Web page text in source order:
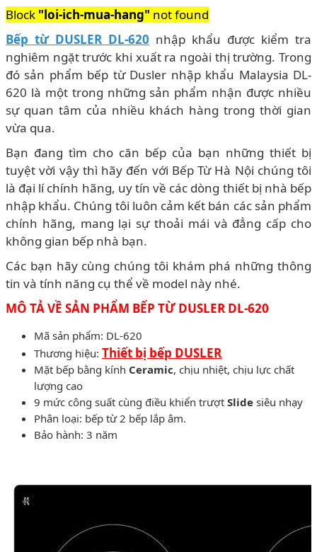
Block "loi-ich-mua-hang" not found
Bếp từ DUSLER DL-620 nhập khẩu được kiểm tra
nghiêm ngặt trước khi xuất ra ngoài thị trường. Trong
đó sản phẩm bếp từ Dusler nhập khẩu Malaysia DL-
620 là một trong những sản phẩm nhận được nhiều
sự quan tâm của nhiều khách hàng trong thời gian
vừa qua.
Bạn đang tìm cho căn bếp của bạn những thiết bị
tuyệt vời vậy thì hãy đến với Bếp Từ Hà Nội chúng tôi
là đại lí chính hãng, uy tín về các dòng thiết bị nhà bếp
nhập khẩu. Chúng tôi luôn cảm kết bán các sản phẩm
chính hãng, mang lại sự thoải mái và đẳng cấp cho
không gian bếp nhà bạn.
Các bạn hãy cùng chúng tôi khám phá những thông
tin và tính năng cụ thể về model này nhé.
MÔ TẢ VỀ SẢN PHẨM BẾP TỪ DUSLER DL-620
Mã sản phẩm: DL-620
Thương hiệu: Thiết bị bếp DUSLER
Mặt bếp bằng kính Ceramic, chịu nhiệt, chịu lực chất
lượng cao
9 mức công suất cùng điều khiển trượt Slide siêu nhạy
Phân loại: bếp từ 2 bếp lắp âm.
Bảo hành: 3 năm